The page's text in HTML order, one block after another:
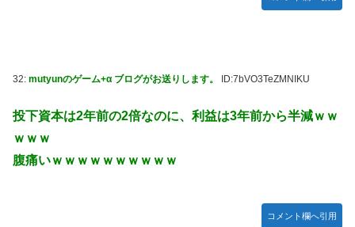
32: mutyunのゲーム+α ブログがお送りします。 ID:7bVO3TeZMNIKU
投下資本は2年前の2倍なのに、利益は3年前から半減ｗｗ
ｗｗｗ
腹痛いｗｗｗｗｗｗｗｗｗｗ
コメント欄へ引用